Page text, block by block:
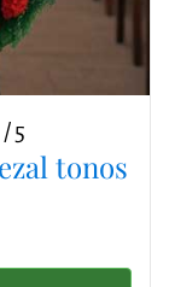
5
tonos